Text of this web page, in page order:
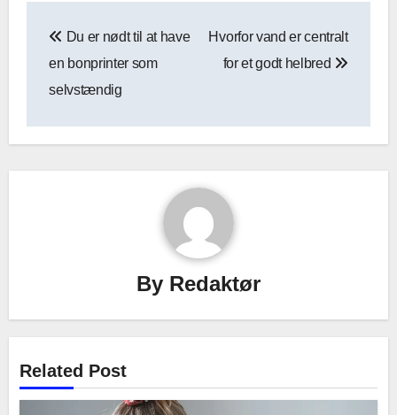
Du er nødt til at have
en bonprinter som
selvstændig
Hvorfor vand er centralt
for et godt helbred
By Redaktør
Related Post